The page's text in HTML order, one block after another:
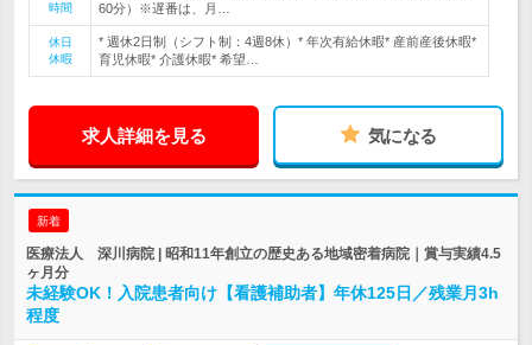
時間
60分）※遅番は、月…
休日
休暇
* 週休2日制（シフト制：4週8休）* 年次有給休暇* 産前産後休暇*
育児休暇* 介護休暇* 希望…
求人詳細を見る 気になる
新着
医療法人 深川病院 | 昭和11年創立の歴史ある地域密着病院｜賞与実績4.5
ヶ月分
未経験OK！入院患者向け【看護補助者】年休125日／残業月3h
程度